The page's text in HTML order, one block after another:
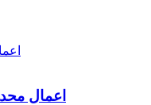
اعمال